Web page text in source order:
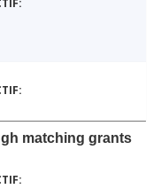
matching grants